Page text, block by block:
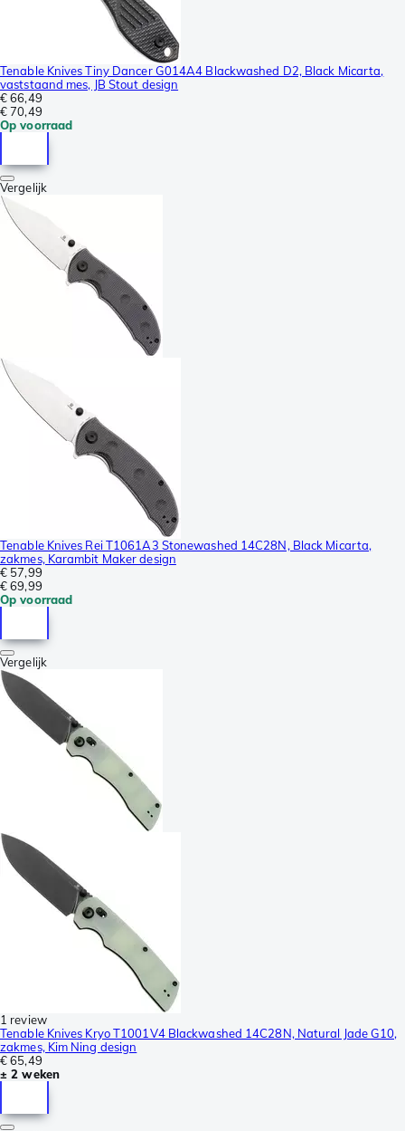
Tenable Knives Tiny Dancer G014A4 Blackwashed D2, Black Micarta,
vaststaand mes, JB Stout design
€ 66,49
€ 70,49
Op voorraad
Vergelijk
Tenable Knives Rei T1061A3 Stonewashed 14C28N, Black Micarta,
zakmes, Karambit Maker design
€ 57,99
€ 69,99
Op voorraad
Vergelijk
1 review
Tenable Knives Kryo T1001V4 Blackwashed 14C28N, Natural Jade G10,
zakmes, Kim Ning design
€ 65,49
± 2 weken